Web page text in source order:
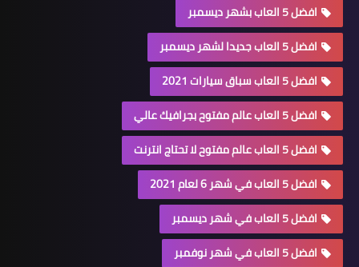
افضل 5 العاب بشهر ديسمبر
افضل 5 العاب جديدا لشهر ديسمبر
افضل 5 العاب سباق سيارات 2021
افضل 5 العاب عالم مفتوح بجرافيك عالي
افضل 5 العاب عالم مفتوح لا تحتاج انترنت
افضل 5 العاب في شهر 6 لعام 2021
افضل 5 العاب في شهر ديسمبر
افضل 5 العاب في شهر نوفمبر